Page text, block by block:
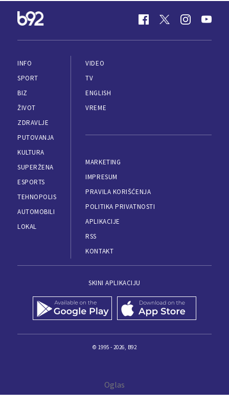
INFO
SPORT
BIZ
ŽIVOT
ZDRAVLJE
PUTOVANJA
KULTURA
SUPERŽENA
ESPORTS
TEHNOPOLIS
AUTOMOBILI
LOKAL
VIDEO
TV
ENGLISH
VREME
MARKETING
IMPRESUM
PRAVILA KORIŠĆENJA
POLITIKA PRIVATNOSTI
APLIKACIJE
RSS
KONTAKT
SKINI APLIKACIJU
© 1995 - 2026, B92